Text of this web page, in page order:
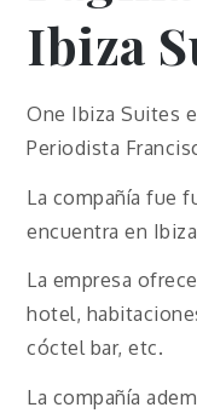
Ibiza
One Ibiza Suites
Periodista
La compañía fue
encuentra en
La empresa
hotel,
cóctel bar, etc.
La compañía